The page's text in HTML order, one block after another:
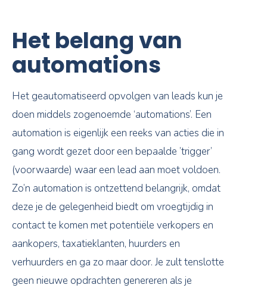
Het belang van
automations
Het geautomatiseerd opvolgen van leads kun je
doen middels zogenoemde ‘automations’. Een
automation is eigenlijk een reeks van acties die in
gang wordt gezet door een bepaalde ’trigger’
(voorwaarde) waar een lead aan moet voldoen.
Zo’n automation is ontzettend belangrijk, omdat
deze je de gelegenheid biedt om vroegtijdig in
contact te komen met potentiële verkopers en
aankopers, taxatieklanten, huurders en
verhuurders en ga zo maar door. Je zult tenslotte
geen nieuwe opdrachten genereren als je